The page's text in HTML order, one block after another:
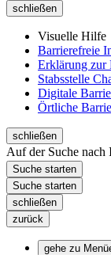
schließen
Visuelle Hilfe
Barrierefreie
Erklärung zur
Stabsstelle
Digitale
Örtliche
schließen
Auf der Suche nach
schließen
zurück
gehe zu